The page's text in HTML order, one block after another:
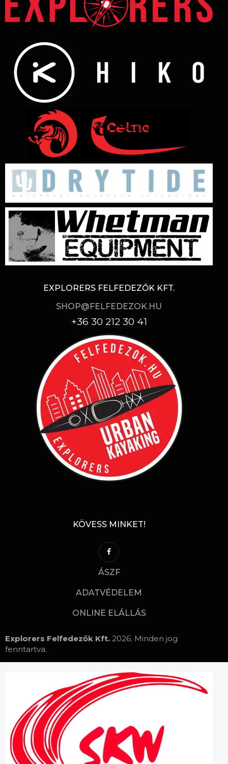
EXPLORERS FELFEDEZŐK KFT.
SHOP@FELFEDEZOK.HU
+36 30 212 30 41
KÖVESS MINKET!
ÁSZF
ADATVÉDELEM
ONLINE ELÁLLÁS
Explorers Felfedezők Kft. 2026. Minden jog
fenntartva.